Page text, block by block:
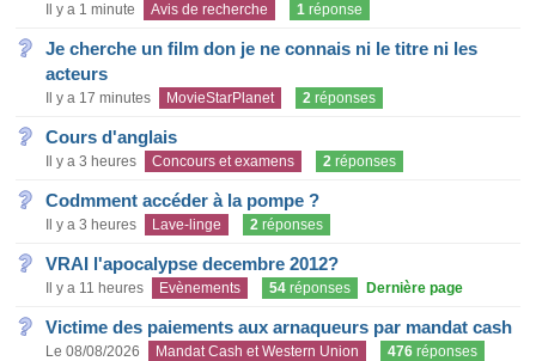
Il y a 1 minute Avis de recherche 1 réponse
Je cherche un film don je ne connais ni le titre ni les
acteurs
Il y a 17 minutes MovieStarPlanet 2 réponses
Cours d'anglais
Il y a 3 heures Concours et examens 2 réponses
Codmment accéder à la pompe ?
Il y a 3 heures Lave-linge 2 réponses
VRAI l'apocalypse decembre 2012?
Il y a 11 heures Evènements 54 réponses Dernière page
Victime des paiements aux arnaqueurs par mandat cash
Le 08/08/2026 Mandat Cash et Western Union 476 réponses